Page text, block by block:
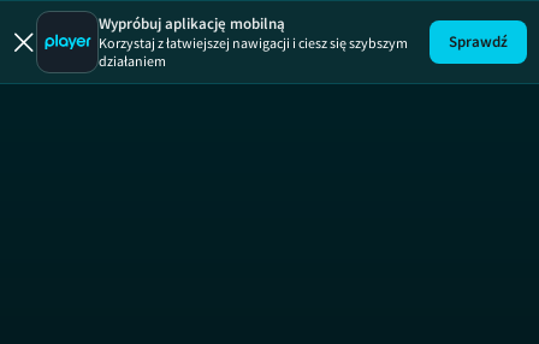
Polirodzina
Wypróbuj aplikację mobilną
Korzystaj z łatwiejszej nawigacji i ciesz się szybszym
działaniem
Sprawdź